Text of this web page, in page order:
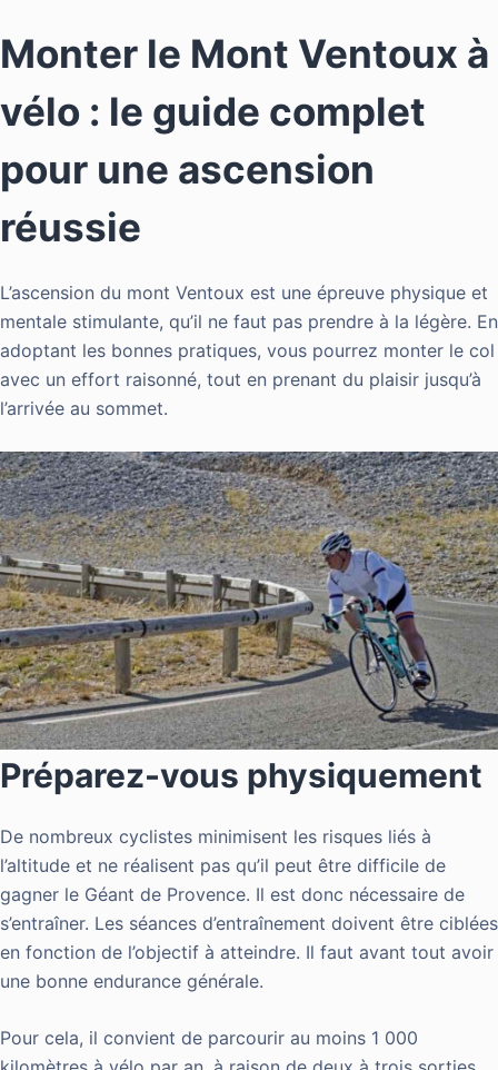
Monter le Mont Ventoux à
vélo : le guide complet
pour une ascension
réussie
L’ascension du mont Ventoux est une épreuve physique et
mentale stimulante, qu’il ne faut pas prendre à la légère. En
adoptant les bonnes pratiques, vous pourrez monter le col
avec un effort raisonné, tout en prenant du plaisir jusqu’à
l’arrivée au sommet.
Préparez-vous physiquement
De nombreux cyclistes minimisent les risques liés à
l’altitude et ne réalisent pas qu’il peut être difficile de
gagner le Géant de Provence. Il est donc nécessaire de
s’entraîner. Les séances d’entraînement doivent être ciblées
en fonction de l’objectif à atteindre. Il faut avant tout avoir
une bonne endurance générale.
Pour cela, il convient de parcourir au moins 1 000